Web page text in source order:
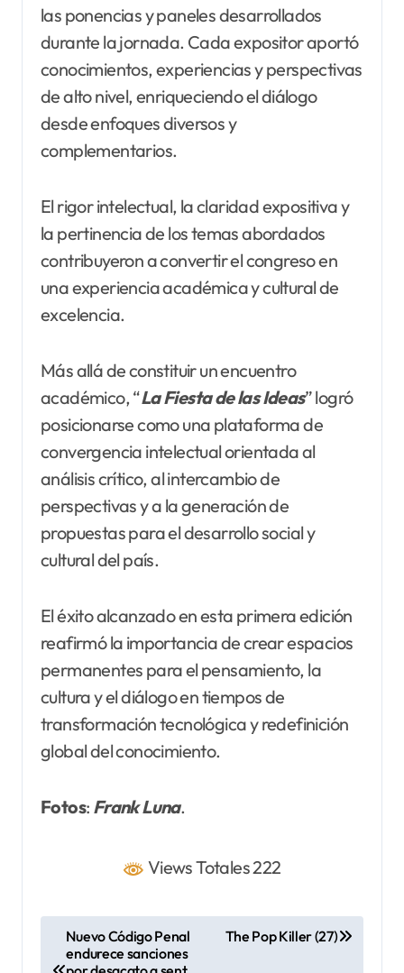
las ponencias y paneles desarrollados
durante la jornada. Cada expositor aportó
conocimientos, experiencias y perspectivas
de alto nivel, enriqueciendo el diálogo
desde enfoques diversos y
complementarios.
El rigor intelectual, la claridad expositiva y
la pertinencia de los temas abordados
contribuyeron a convertir el congreso en
una experiencia académica y cultural de
excelencia.
Más allá de constituir un encuentro
académico, “La Fiesta de las Ideas” logró
posicionarse como una plataforma de
convergencia intelectual orientada al
análisis crítico, al intercambio de
perspectivas y a la generación de
propuestas para el desarrollo social y
cultural del país.
El éxito alcanzado en esta primera edición
reafirmó la importancia de crear espacios
permanentes para el pensamiento, la
cultura y el diálogo en tiempos de
transformación tecnológica y redefinición
global del conocimiento.
Fotos: Frank Luna.
Views Totales 222
Nuevo Código Penal
endurece sanciones
The Pop Killer (27)